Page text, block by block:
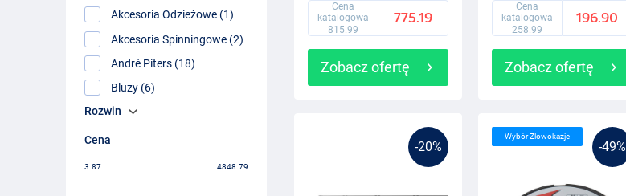
Akcesoria Odzieżowe (1)
Akcesoria Spinningowe (2)
André Piters (18)
Bluzy (6)
Rozwin
Cena
3.87 4848.79
Cena
katalogowa
815.99
775.19
Zobacz ofertę
Cena
katalogowa
258.99
196.90
Zobacz ofertę
-20% -49%
Wybór Zlowokazje